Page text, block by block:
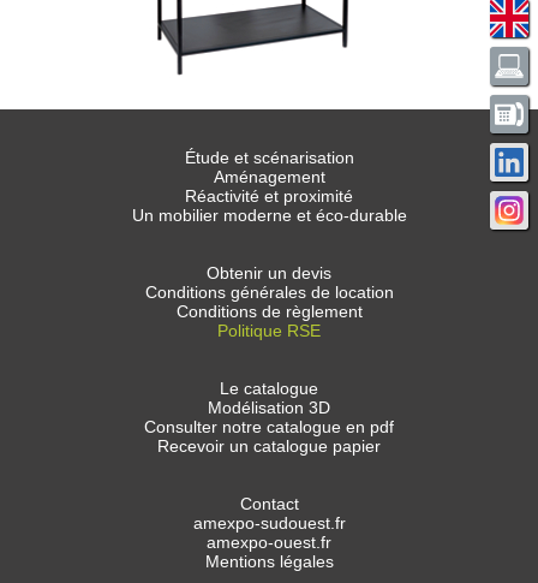
Étude et scénarisation
Aménagement
Réactivité et proximité
Un mobilier moderne et éco-durable
Obtenir un devis
Conditions générales de location
Conditions de règlement
Politique RSE
Le catalogue
Modélisation 3D
Consulter notre catalogue en pdf
Recevoir un catalogue papier
Contact
amexpo-sudouest.fr
amexpo-ouest.fr
Mentions légales